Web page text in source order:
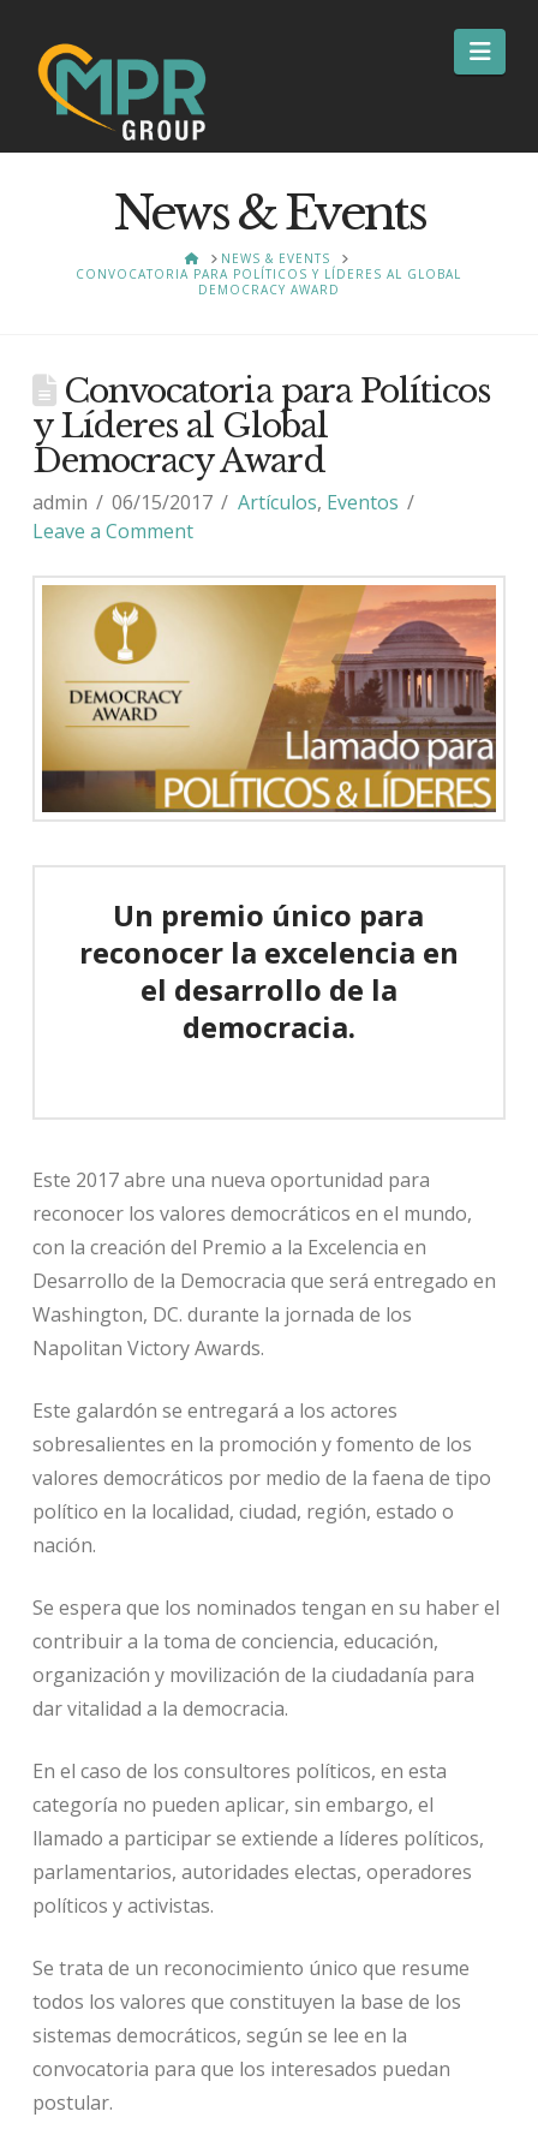
News & Events
HOMENEWS & EVENTS
CONVOCATORIA PARA POLÍTICOS Y LÍDERES AL GLOBAL
DEMOCRACY AWARD
Convocatoria para Políticos
y Líderes al Global
Democracy Award
admin 06/15/2017 Artículos, Eventos
Leave a Comment
Un premio único para
reconocer la excelencia en
el desarrollo de la
democracia.
Este 2017 abre una nueva oportunidad para
reconocer los valores democráticos en el mundo,
con la creación del Premio a la Excelencia en
Desarrollo de la Democracia que será entregado en
Washington, DC. durante la jornada de los
Napolitan Victory Awards.
Este galardón se entregará a los actores
sobresalientes en la promoción y fomento de los
valores democráticos por medio de la faena de tipo
político en la localidad, ciudad, región, estado o
nación.
Se espera que los nominados tengan en su haber el
contribuir a la toma de conciencia, educación,
organización y movilización de la ciudadanía para
dar vitalidad a la democracia.
En el caso de los consultores políticos, en esta
categoría no pueden aplicar, sin embargo, el
llamado a participar se extiende a líderes políticos,
parlamentarios, autoridades electas, operadores
políticos y activistas.
Se trata de un reconocimiento único que resume
todos los valores que constituyen la base de los
sistemas democráticos, según se lee en la
convocatoria para que los interesados puedan
postular.